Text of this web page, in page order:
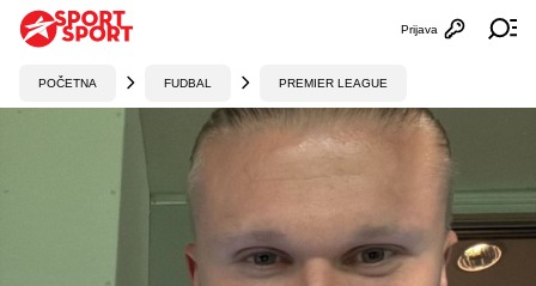
Otvori
Prijava
POČETNA FUDBAL PREMIER LEAGUE